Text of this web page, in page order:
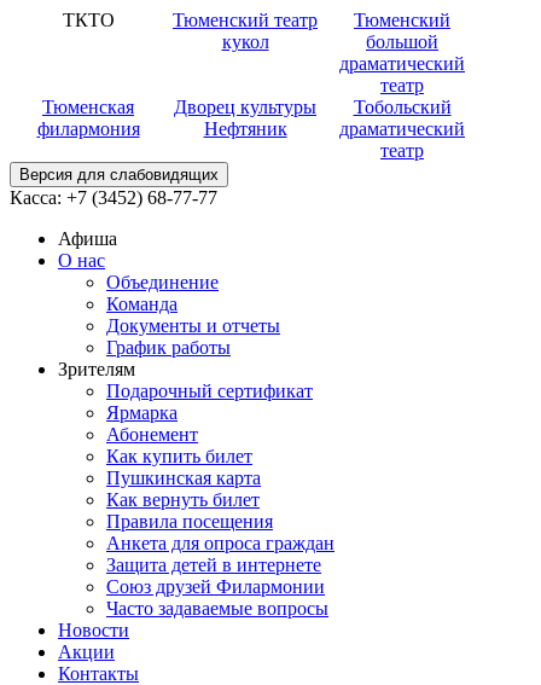
ТКТО
Тюменский театр
кукол
Тюменский
большой
драматический
театр
Тюменская
филармония
Дворец культуры
Нефтяник
Тобольский
драматический
театр
Версия для слабовидящих
Касса: +7 (3452) 68-77-77
Афиша
О нас
Объединение
Команда
Документы и отчеты
График работы
Зрителям
Подарочный сертификат
Ярмарка
Абонемент
Как купить билет
Пушкинская карта
Как вернуть билет
Правила посещения
Анкета для опроса граждан
Защита детей в интернете
Союз друзей Филармонии
Часто задаваемые вопросы
Новости
Акции
Контакты